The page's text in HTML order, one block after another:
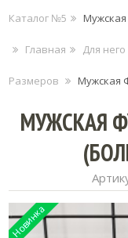
Каталог №5
Главная Для него
Размеров Мужская
МУЖСКАЯ